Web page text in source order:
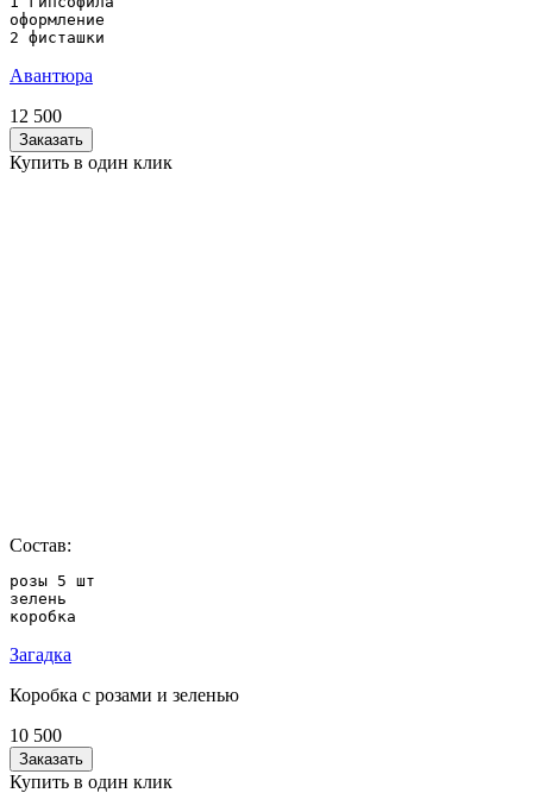
оформление
2 фисташки
Авантюра
12 500
Заказать
Купить в один клик
Состав:
розы 5 шт
зелень
коробка
Загадка
Коробка с розами и зеленью
10 500
Заказать
Купить в один клик